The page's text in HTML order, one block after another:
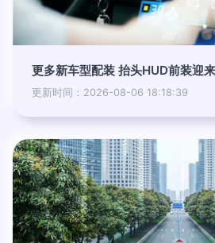
更多新车型配装 抬头HUD前装迎
更新时间：2026-08-06 18:18:39